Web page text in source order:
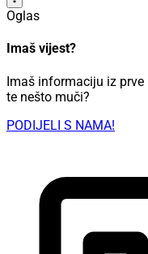
Oglas
Imaš vijest?
Imaš informaciju iz prve
te nešto muči?
PODIJELI S NAMA!